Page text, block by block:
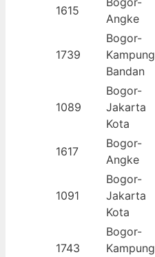
1615
Angke
1739
Bogor-
Kampung
Bandan
1089
Bogor-
Jakarta
Kota
1617
Bogor-
Angke
1091
Bogor-
Jakarta
Kota
1743
Bogor-
Kampung